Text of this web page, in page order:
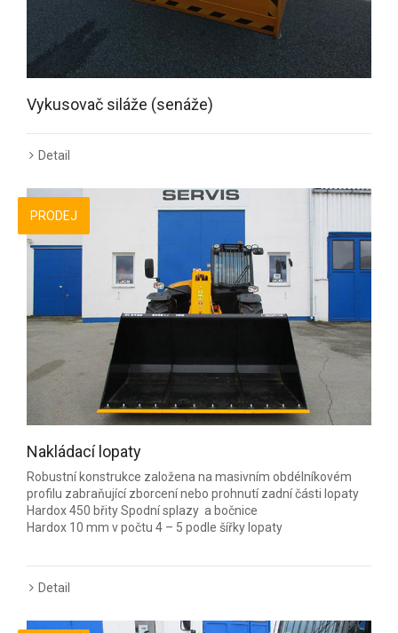
Vykusovač siláže (senáže)
Detail
PRODEJ
Nakládací lopaty
Robustní konstrukce založena na masivním obdélníkovém
profilu zabraňující zborcení nebo prohnutí zadní části lopaty
Hardox 450 břity Spodní splazy a bočnice
Hardox 10 mm v počtu 4 – 5 podle šířky lopaty
Detail